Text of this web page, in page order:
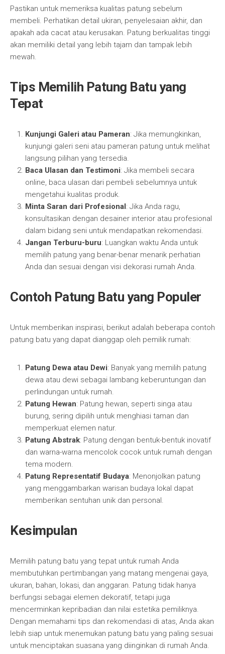
Pastikan untuk memeriksa kualitas patung sebelum
membeli. Perhatikan detail ukiran, penyelesaian akhir, dan
apakah ada cacat atau kerusakan. Patung berkualitas tinggi
akan memiliki detail yang lebih tajam dan tampak lebih
mewah.
Tips Memilih Patung Batu yang
Tepat
Kunjungi Galeri atau Pameran: Jika memungkinkan,
kunjungi galeri seni atau pameran patung untuk melihat
langsung pilihan yang tersedia.
Baca Ulasan dan Testimoni: Jika membeli secara
online, baca ulasan dari pembeli sebelumnya untuk
mengetahui kualitas produk.
Minta Saran dari Profesional: Jika Anda ragu,
konsultasikan dengan desainer interior atau profesional
dalam bidang seni untuk mendapatkan rekomendasi.
Jangan Terburu-buru: Luangkan waktu Anda untuk
memilih patung yang benar-benar menarik perhatian
Anda dan sesuai dengan visi dekorasi rumah Anda.
Contoh Patung Batu yang Populer
Untuk memberikan inspirasi, berikut adalah beberapa contoh
patung batu yang dapat dianggap oleh pemilik rumah:
Patung Dewa atau Dewi: Banyak yang memilih patung
dewa atau dewi sebagai lambang keberuntungan dan
perlindungan untuk rumah.
Patung Hewan: Patung hewan, seperti singa atau
burung, sering dipilih untuk menghiasi taman dan
memperkuat elemen natur.
Patung Abstrak: Patung dengan bentuk-bentuk inovatif
dan warna-warna mencolok cocok untuk rumah dengan
tema modern.
Patung Representatif Budaya: Menonjolkan patung
yang menggambarkan warisan budaya lokal dapat
memberikan sentuhan unik dan personal.
Kesimpulan
Memilih patung batu yang tepat untuk rumah Anda
membutuhkan pertimbangan yang matang mengenai gaya,
ukuran, bahan, lokasi, dan anggaran. Patung tidak hanya
berfungsi sebagai elemen dekoratif, tetapi juga
mencerminkan kepribadian dan nilai estetika pemiliknya.
Dengan memahami tips dan rekomendasi di atas, Anda akan
lebih siap untuk menemukan patung batu yang paling sesuai
untuk menciptakan suasana yang diinginkan di rumah Anda.